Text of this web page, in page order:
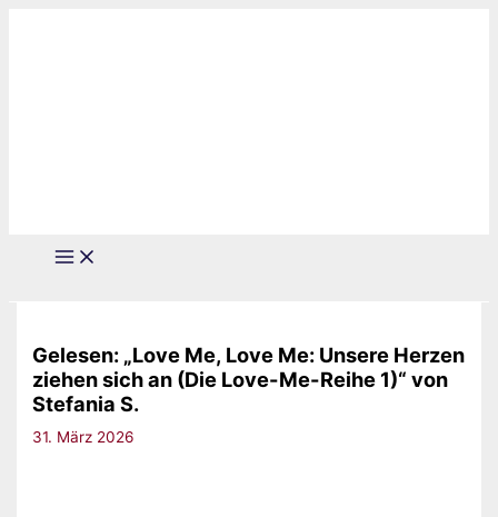
Gelesen: „Love Me, Love Me: Unsere Herzen
ziehen sich an (Die Love-Me-Reihe 1)“ von
Stefania S.
31. März 2026